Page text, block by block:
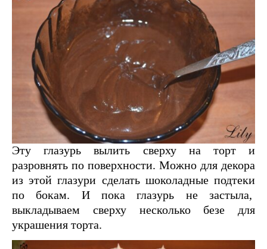
Эту глазурь вылить сверху на торт и
разровнять по поверхности. Можно для декора
из этой глазури сделать шоколадные подтеки
по бокам. И пока глазурь не застыла,
выкладываем сверху несколько безе для
украшения торта.